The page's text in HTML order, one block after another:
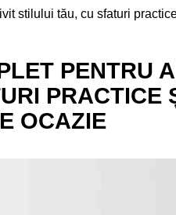
stilului tău, cu sfaturi
PENTRU
PRACTICE
OCAZIE